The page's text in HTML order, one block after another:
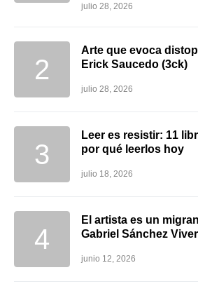
julio 28, 2026
Arte que evoca
Erick Saucedo (3ck)
julio 28, 2026
Leer es resistir: 11
por qué leerlos hoy
julio 18, 2026
El artista es un
Gabriel Sánchez
junio 12, 2026